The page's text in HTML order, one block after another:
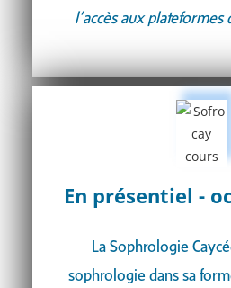
l’accès aux plateformes
En présentiel -
La Sophrologie
sophrologie dans sa